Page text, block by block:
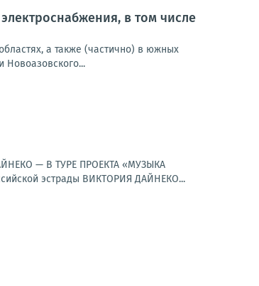
в том числе
а также (частично) в южных
Новоазовского...
— В ТУРЕ ПРОЕКТА «МУЗЫКА
эстрады ВИКТОРИЯ ДАЙНЕКО...